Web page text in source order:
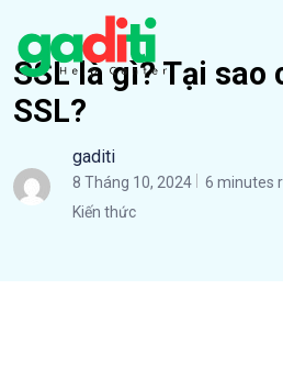
SSL là gì? Tại sao
SSL?
gaditi
8 Tháng 10, 2024
6 minutes
Kiến thức